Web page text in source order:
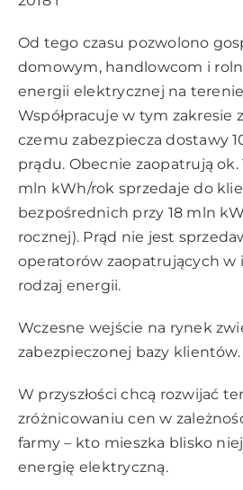
Od tego czasu pozwolono
domowym, handlowcom i
energii elektrycznej na
Współpracuje w tym zakresie
czemu zabezpiecza dostawy
prądu. Obecnie zaopatrują ok.
mln kWh/rok sprzedaje do
bezpośrednich przy 18 mln
rocznej). Prąd nie jest
operatorów zaopatrujących w
rodzaj energii.
Wczesne wejście na rynek
zabezpieczonej bazy klientów.
W przyszłości chcą rozwijać
zróżnicowaniu cen w
farmy – kto mieszka blisko
energię elektryczną.